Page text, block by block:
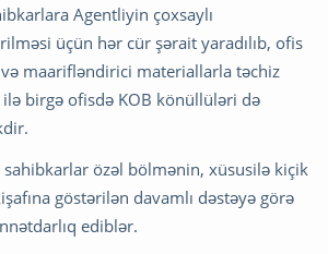
Agentliyin çoxsaylı
üçün hər cür şərait yaradılıb, ofis
və maarifləndirici materiallarla təchiz
ilə birgə ofisdə KOB könüllüləri də
sahibkarlar özəl bölmənin, xüsusilə kiçik
göstərilən davamlı dəstəyə görə
ediblər.